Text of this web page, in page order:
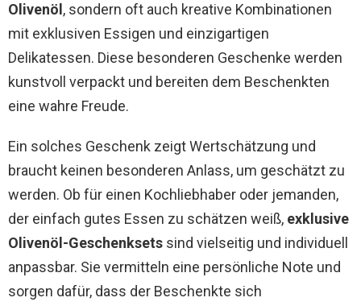
Olivenöl , sondern oft auch kreative Kombinationen
mit exklusiven Essigen und einzigartigen
Delikatessen. Diese besonderen Geschenke werden
kunstvoll verpackt und bereiten dem Beschenkten
eine wahre Freude.
Ein solches Geschenk zeigt Wertschätzung und
braucht keinen besonderen Anlass, um geschätzt zu
werden. Ob für einen Kochliebhaber oder jemanden,
der einfach gutes Essen zu schätzen weiß, exklusive
Olivenöl-Geschenksets sind vielseitig und individuell
anpassbar. Sie vermitteln eine persönliche Note und
sorgen dafür, dass der Beschenkte sich